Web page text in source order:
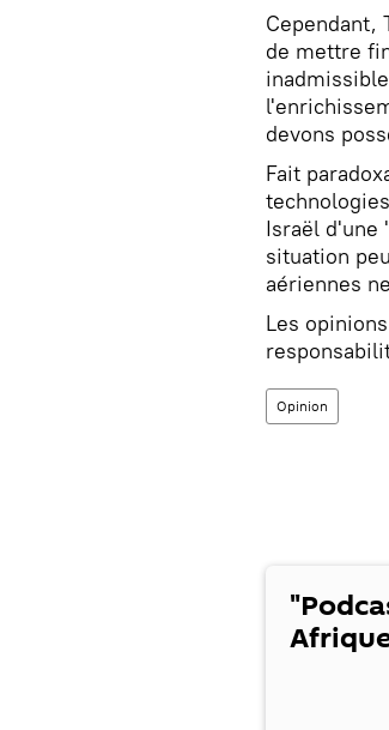
Cependant,
de mettre
devons
Fait
Israël d'une
situation
aériennes
Les
Opinion